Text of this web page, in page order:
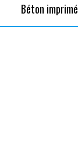
Béton imprimé